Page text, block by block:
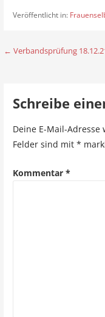
Veröffentlicht in:
B
a
← Verbandsprüfung
Schreibe
Deine E-Mail-
Felder sind mit *
Kommentar *